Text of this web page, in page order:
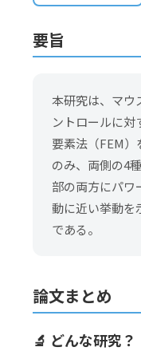
要旨
本研究は、マウ
ントロールに
要素法（FEM
のみ、両側の4
部の両方にパワ
動に近い挙動を
である。
論文まとめ
🔬 どんな研究？